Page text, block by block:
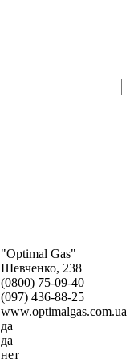
"Optimal Gas"
Шевченко, 238
(0800) 75-09-40
(097) 436-88-25
www.optimalgas.com.ua
да
да
нет